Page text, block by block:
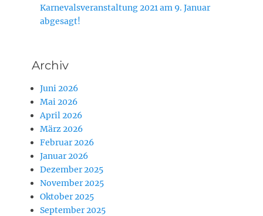
Karnevalsveranstaltung 2021 am 9. Januar
abgesagt!
Archiv
Juni 2026
Mai 2026
April 2026
März 2026
Februar 2026
Januar 2026
Dezember 2025
November 2025
Oktober 2025
September 2025